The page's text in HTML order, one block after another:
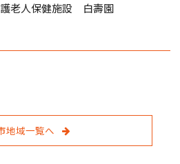
老人保健施設 白壽園
地域一覧へ